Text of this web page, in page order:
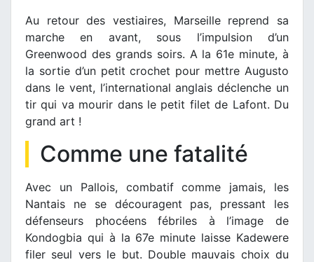
Au retour des vestiaires, Marseille reprend sa
marche en avant, sous l’impulsion d’un
Greenwood des grands soirs. A la 61e minute, à
la sortie d’un petit crochet pour mettre Augusto
dans le vent, l’international anglais déclenche un
tir qui va mourir dans le petit filet de Lafont. Du
grand art !
Comme une fatalité
Avec un Pallois, combatif comme jamais, les
Nantais ne se découragent pas, pressant les
défenseurs phocéens fébriles à l’image de
Kondogbia qui à la 67e minute laisse Kadewere
filer seul vers le but. Double mauvais choix du